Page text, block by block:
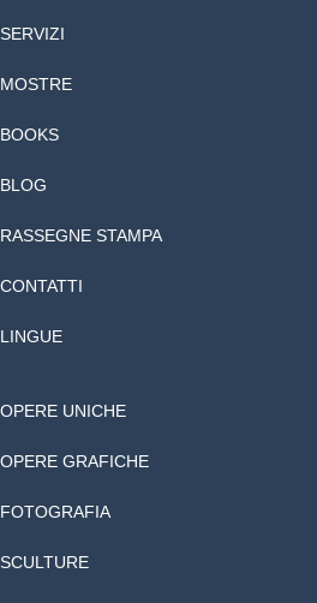
SERVIZI
MOSTRE
BOOKS
BLOG
RASSEGNE STAMPA
CONTATTI
LINGUE
OPERE UNICHE
OPERE GRAFICHE
FOTOGRAFIA
SCULTURE